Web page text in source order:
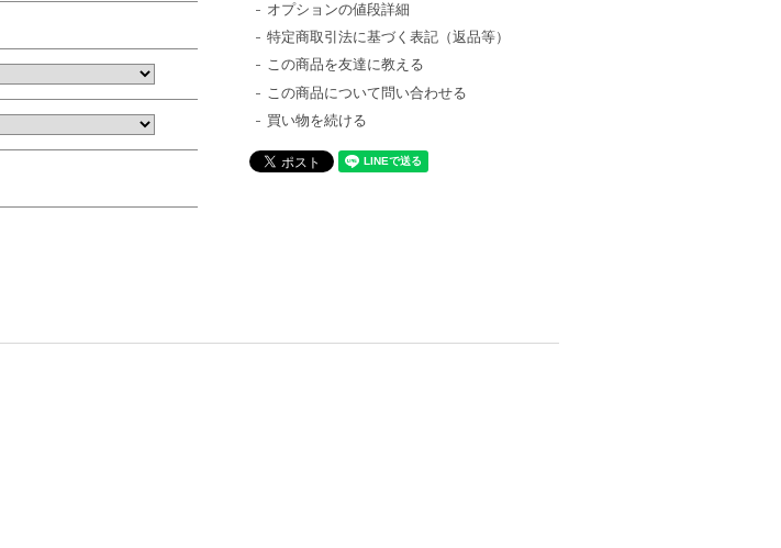
オプションの値段詳細
特定商取引法に基づく表記（返品等）
この商品を友達に教える
この商品について問い合わせる
買い物を続ける